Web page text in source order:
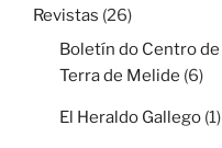
Revistas (26)
Boletín do Centro
Terra de Melide (6)
El Heraldo Gallego (1)